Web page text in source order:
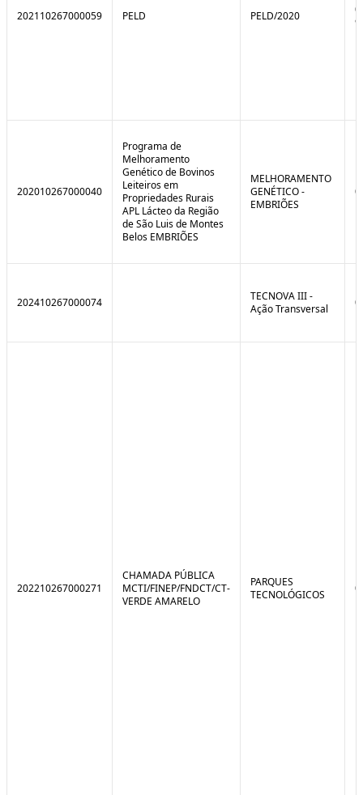
202110267000059 PELD PELD/2020
202010267000040
Programa de
Melhoramento
Genético de Bovinos
Leiteiros em
Propriedades Rurais
APL Lácteo da Região
de São Luis de Montes
Belos EMBRIÕES
MELHORAMENTO
GENÉTICO -
EMBRIÕES
202410267000074
TECNOVA III -
Ação Transversal
202210267000271
CHAMADA PÚBLICA
MCTI/FINEP/FNDCT/CT-
VERDE AMARELO
PARQUES
TECNOLÓGICOS